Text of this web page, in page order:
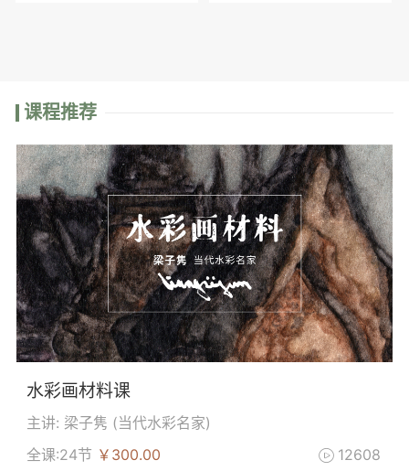
课程推荐
水彩画材料课
主讲: 梁子隽 (当代水彩名家)
全课:24节 ￥300.00  12608